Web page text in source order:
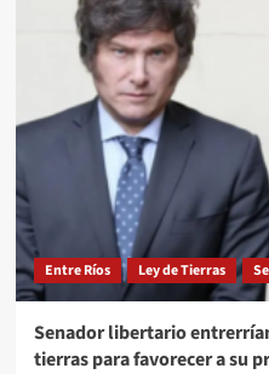
Entre Ríos Ley de Tierras
Senador libertario
tierras para favorecer a su